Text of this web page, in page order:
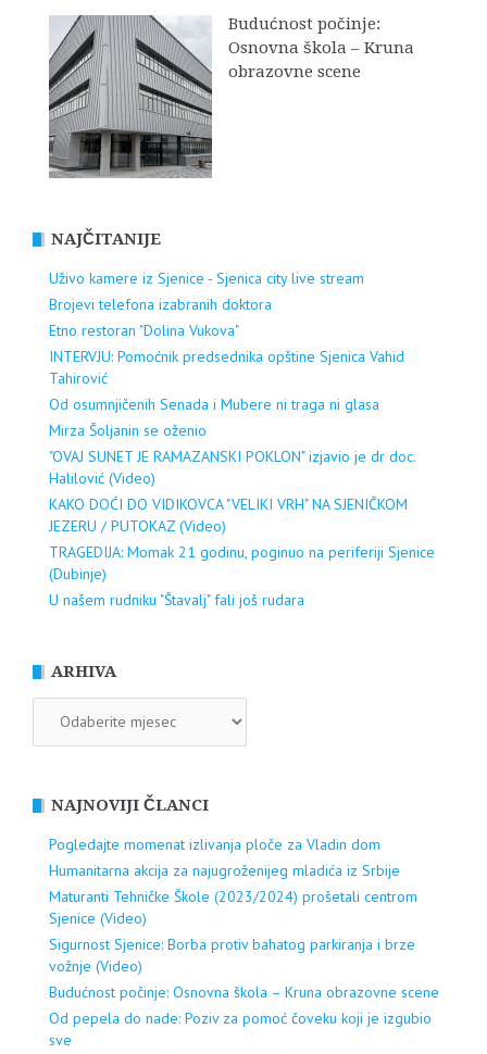
Budućnost počinje:
Osnovna škola – Kruna
obrazovne scene
NAJČITANIJE
Uživo kamere iz Sjenice - Sjenica city live stream
Brojevi telefona izabranih doktora
Etno restoran "Dolina Vukova"
INTERVJU: Pomoćnik predsednika opštine Sjenica Vahid
Tahirović
Od osumnjičenih Senada i Mubere ni traga ni glasa
Mirza Šoljanin se oženio
"OVAJ SUNET JE RAMAZANSKI POKLON" izjavio je dr doc.
Halilović (Video)
KAKO DOĆI DO VIDIKOVCA "VELIKI VRH" NA SJENIČKOM
JEZERU / PUTOKAZ (Video)
TRAGEDIJA: Momak 21 godinu, poginuo na periferiji Sjenice
(Dubinje)
U našem rudniku "Štavalj" fali još rudara
ARHIVA
NAJNOVIJI ČLANCI
Pogledajte momenat izlivanja ploče za Vladin dom
Humanitarna akcija za najugroženijeg mladića iz Srbije
Maturanti Tehničke Škole (2023/2024) prošetali centrom
Sjenice (Video)
Sigurnost Sjenice: Borba protiv bahatog parkiranja i brze
vožnje (Video)
Budućnost počinje: Osnovna škola – Kruna obrazovne scene
Od pepela do nade: Poziv za pomoć čoveku koji je izgubio
sve